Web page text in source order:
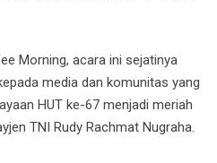
Morning, acara ini sejatinya
media dan komunitas yang
HUT ke-67 menjadi meriah
TNI Rudy Rachmat Nugraha.